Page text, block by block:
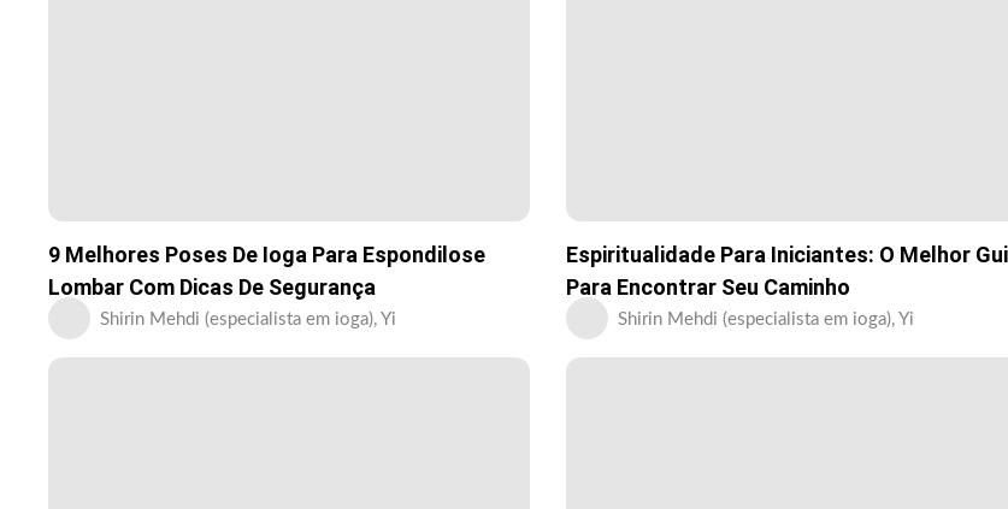
9 Melhores Poses De Ioga Para Espondilose
Lombar Com Dicas De Segurança
Shirin Mehdi (especialista em ioga), Yi
Espiritualidade Para Iniciantes: O Melhor
Para Encontrar Seu Caminho
Shirin Mehdi (especialista em ioga), Yi